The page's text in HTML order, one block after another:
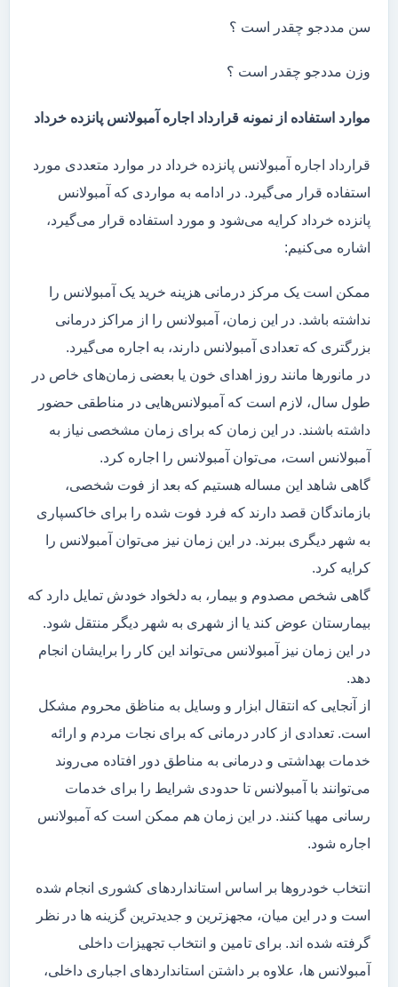
سن مددجو چقدر است ؟
وزن مددجو چقدر است ؟
موارد استفاده از نمونه قرارداد اجاره آمبولانس پانزده خرداد
قرارداد اجاره آمبولانس پانزده خرداد در موارد متعددی مورد
استفاده قرار می‌گیرد. در ادامه به مواردی که آمبولانس
پانزده خرداد کرایه می‌شود و مورد استفاده قرار می‌گیرد،
اشاره می‌کنیم:
ممکن است یک مرکز درمانی هزینه خرید یک آمبولانس را
نداشته باشد. در این زمان، آمبولانس را از مراکز درمانی
بزرگتری که تعدادی آمبولانس دارند، به اجاره می‌گیرد.
در مانور‌ها مانند روز اهدای خون یا بعضی زمان‌های خاص در
طول سال، لازم است که آمبولانس‌هایی در مناطقی حضور
داشته باشند. در این زمان که برای زمان مشخصی نیاز به
آمبولانس است، می‌توان آمبولانس را اجاره کرد.
گاهی شاهد این مساله هستیم که بعد از فوت شخصی،
بازماندگان قصد دارند که فرد فوت شده را برای خاکسپاری
به شهر دیگری ببرند. در این زمان نیز می‌توان آمبولانس را
کرایه کرد.
گاهی شخص مصدوم و بیمار، به دلخواد خودش تمایل دارد که
بیمارستان عوض کند یا از شهری به شهر دیگر منتقل شود.
در این زمان نیز آمبولانس می‌تواند این کار را برایشان انجام
دهد.
از آنجایی که انتقال ابزار و وسایل به مناظق محروم مشکل
است. تعدادی از کادر درمانی که برای نجات مردم و ارائه
خدمات بهداشتی و درمانی به مناطق دور افتاده می‌روند
می‌توانند با آمبولانس تا حدودی شرایط را برای خدمات
رسانی مهیا کنند. در این زمان هم ممکن است که آمبولانس
اجاره شود.
انتخاب خودروها بر اساس استانداردهای کشوری انجام شده
است و در این میان، مجهزترین و جدیدترین گزینه ها در نظر
گرفته شده اند. برای تامین و انتخاب تجهیزات داخلی
آمبولانس ها، علاوه بر داشتن استانداردهای اجباری داخلی،